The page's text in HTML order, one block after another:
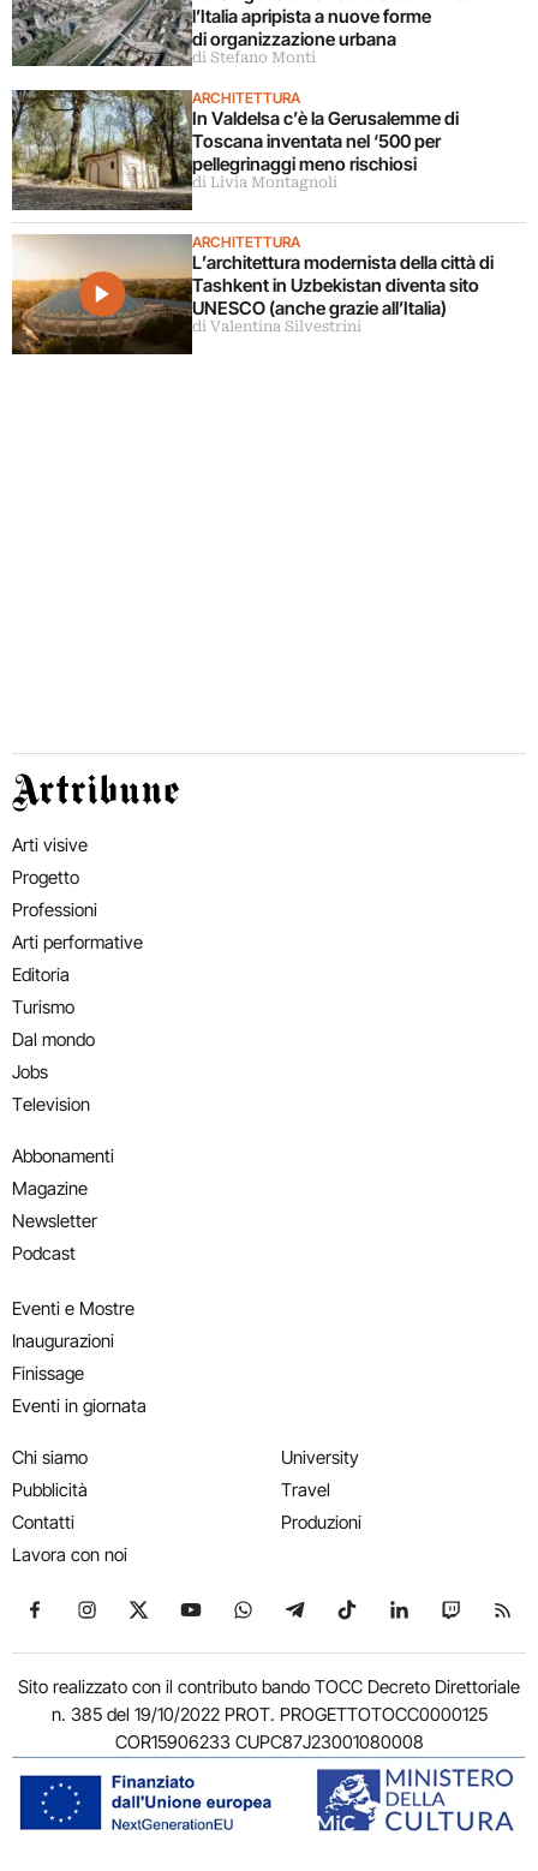
l’Italia apripista a nuove forme
di organizzazione urbana
di Stefano Monti
ARCHITETTURA
In Valdelsa c’è la Gerusalemme di
Toscana inventata nel ‘500 per
pellegrinaggi meno rischiosi
di Livia Montagnoli
ARCHITETTURA
L’architettura modernista della città di
Tashkent in Uzbekistan diventa sito
UNESCO (anche grazie all’Italia)
di Valentina Silvestrini
Artribune
Arti visive
Progetto
Professioni
Arti performative
Editoria
Turismo
Dal mondo
Jobs
Television
Abbonamenti
Magazine
Newsletter
Podcast
Eventi e Mostre
Inaugurazioni
Finissage
Eventi in giornata
Chi siamo
Pubblicità
Contatti
Lavora con noi
University
Travel
Produzioni
Seguici su Facebook
Seguici su Instagram
Seguici su X
Seguici su YouTube
Seguici su WhatsApp
Seguici su Telegram
Seguici su TikTok
Seguici su
Seguici
Sito realizzato con il contributo bando TOCC Decreto Direttoriale
n. 385 del 19/10/2022 PROT. PROGETTOTOCC0000125
COR15906233 CUPC87J23001080008